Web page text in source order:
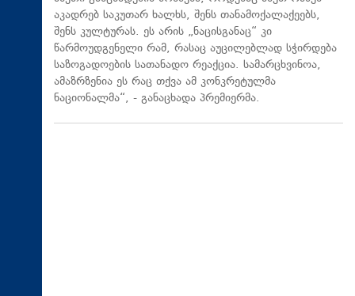
აკადრებ საკუთარ ხალხს, შენს თანამოქალაქეებს,
შენს კულტურას. ეს არის „ნაცისგანაც“ კი
წარმოუდგენელი რამ, რასაც აუცილებლად სჭირდება
საზოგადოების სათანადო რეაქცია. სამარცხვინოა,
ამაზრზენია ეს რაც თქვა ამ კონკრეტულმა
ნაციონალმა“, - განაცხადა პრემიერმა.